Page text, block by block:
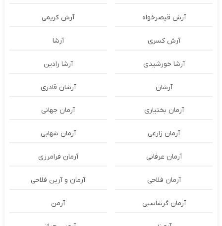
آرش قیصرخواه آرش کریمی
آرش کسری آرشا
آرشا خورشیدی آرشا رادین
آرشان آرشان قادری
آرمان بختیاری آرمان جهانی
آرمان زارعی آرمان شهابی
آرمان عرفانی آرمان فرامرزی
آرمان فلاحی آرمان و آرین فلاحی
آرمان گرشاسبی آرمن